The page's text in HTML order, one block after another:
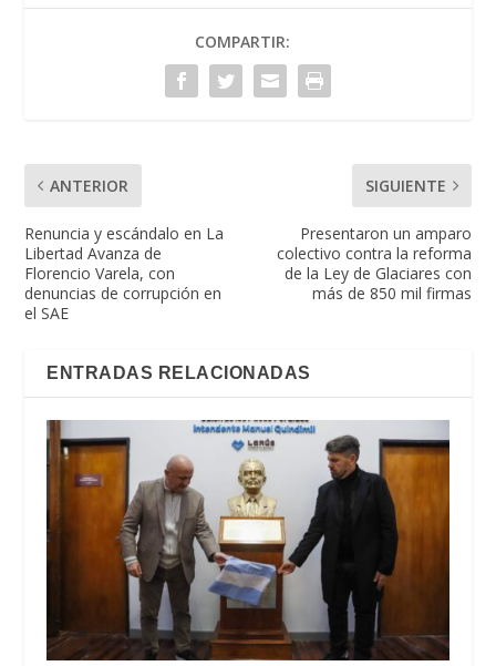
COMPARTIR:
ANTERIOR
Renuncia y escándalo en La
Libertad Avanza de
Florencio Varela, con
denuncias de corrupción en
el SAE
SIGUIENTE
Presentaron un amparo
colectivo contra la reforma
de la Ley de Glaciares con
más de 850 mil firmas
ENTRADAS RELACIONADAS